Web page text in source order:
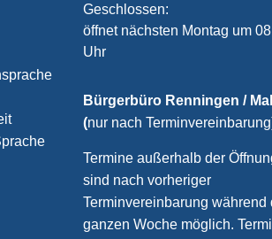
Klicken, um weitere
Geschlossen:
öffnet nächsten Montag um
Uhr
Bürgerbüro Renningen /
(nur nach
Termine außerhalb der
sind nach vorheriger
Terminvereinbarung während
ganzen Woche möglich.